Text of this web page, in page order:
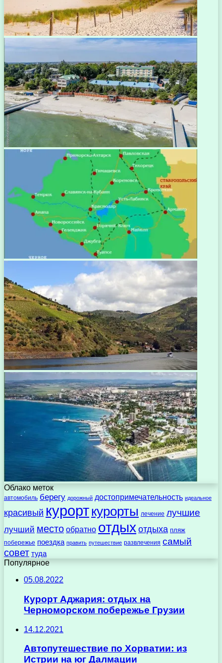
Облако меток
автомобиль берегу дорожный достопримечательность идеальное
красивый курорткурорты лечение лучшие
лучший место обратно отдыхотдыха пляж
побережье поездка править путешествие развлечения самый
совет туда
Популярное
05.08.2022
Курорт Аджария: отдых на
Черноморском побережье Грузии
14.12.2021
Автопутешествие по Хорватии: из
Истрии на юг Далмации